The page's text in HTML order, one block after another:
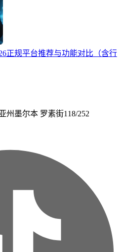
正规平台推荐与功能对比（含行
州墨尔本 罗素街118/252